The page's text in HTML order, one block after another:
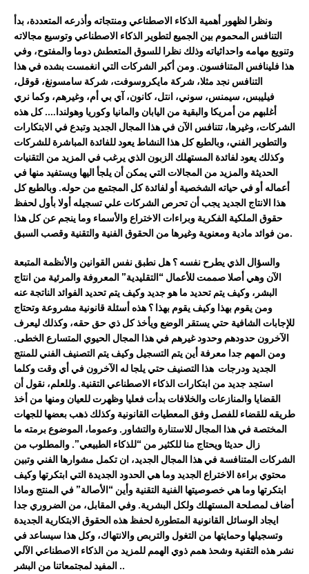
ونظرا لظهور أهمية الذكاء الاصطناعي ومنتجاته وأذرعه المتعددة، بدأ
التنافس المحموم بين الجميع لتطوير الذكاء الاصطناعي وتوسيع مجالاته
وتنويع مهامه واحداثياته وذلك نظرا للسوق المتعطش دوما والمفتوح، وفي
هذا فلينافس المتنافسون. ومن أكبر الشركات التي انغمست بشده في هذا
التنافس نجد مثلا، شركة مايكروسوفت، شركة سامسونغ، قوقل،
فيليبس، سيمنس، سوني، انتل، كانون، آي بي أم، وغيرهم، وكما نري
أغلبهم من أمريكا والبقية من اليابان والمانيا وكوريا وهولندا…. كل هذه
الشركات، وغيرها، تتنافس الآن في هذا المجال الجديد وتبدع في الابتكارات
والتطوير الفني، وبالطبع كل هذا النشاط يعود للفائدة المباشرة للشركات
وكذلك يعود لفائدة المستهلك الزبون الذي يرغب في المزيد من التقنيات
الحديثة والمزيد من المجالات التي يمكن أن يلجأ اليها ويستفيد منها في
أعماله أو في حياته الشخصية أو لفائدة كل المجتمع من حوله. وبالطبع كل
هذا الانتاج الجديد يجب أن تحرص الشركات علي تسجيله أولا بأول لحفظ
حقوق الملكية الفكرية وبراءات الاختراع والأسماء وما ينجم عن كل هذا
من فوائد مادية ومعنوية وغيرها من الحقوق الفنية والتقنية وقصب السبق.
والسؤال الذي يطرح نفسه ؟ هل نطبق نفس القوانين والأنظمة المتبعة
الآن وهي أصلا صممت للأعمال “التقليدية” المعروفة والمرئية من انتاج
البشر، وكيف يتم تحديد ما هو جديد وكيف يتم تحديد الفوائد الناتجة عنه
ومن يقوم بهذا وكيف يقوم بهذا ؟ هذه أسئلة قانونية مشروعة وتحتاج
للإجابات الشافية حتي يستقر الوضع ويأخذ كل ذي حق حقه، وكذلك ليعرف
الآخرون حدودهم وحدود غيرهم في هذا المجال الحيوي المتسارع الخطى.
ومن المهم جدا معرفة أين يتم التسجيل وكيف يتم التصنيف الفني للمنتج
الجديد ودرجات هذا التصنيف حتي يلجا له الآخرون في أي وقت وكلما
استجد جديد من ابتكارات الذكاء الاصطناعي التقنية. وللعلم، نقول أن
القضايا والمنازعات والخلافات بدأت فعليا وظهرت للعيان ومنها من أخذ
طريقه للقضاء للفصل وفق المعطيات القانونية وكذلك ذهب بعضها للجهات
المختصة في هذا المجال للاستنارة والتشاور. وعموما، الموضوع برمته ما
زال حديثا ويحتاج منا للكثير من “للذكاء الطبيعي”. والمطلوب من
الشركات المتنافسة في هذا المجال الجديد، ان تكمل مشوارها الفني وتبين
محتوي براءة الاختراع الجديد وما هي الحدود الجديدة التي ابتكرتها وكيف
ابتكرتها وما هي خصوصيتها الفنية التقنية وأين “الأصالة” في المنتج وماذا
أضاف لمصلحة المستهلك ولكل البشرية. وفي المقابل، من الضروري جدا
ايجاد الوسائل القانونية المتطورة لحفظ هذه الحقوق الابتكارية الجديدة
وتسجيلها وحمايتها من التغول والتربص والانتهاك، وكل هذا سيساعد في
نشر هذه التقنية وشحذ همم ذوي الهمم للمزيد من الذكاء الاصطناعي الآلي
المفيد لمجتمعاتنا من البشر ..